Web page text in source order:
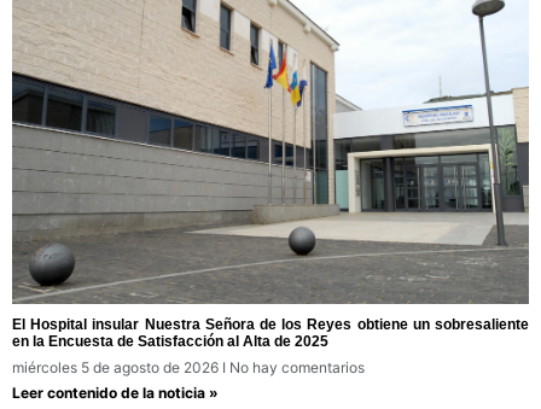
El Hospital insular Nuestra Señora de los Reyes obtiene un sobresaliente
en la Encuesta de Satisfacción al Alta de 2025
miércoles 5 de agosto de 2026
No hay comentarios
Leer contenido de la noticia »